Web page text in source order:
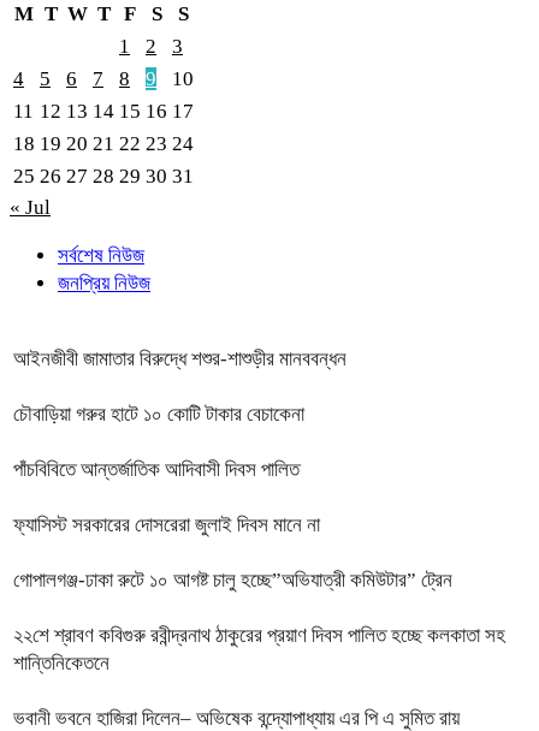
M T W T F S
S
1
2
3
4
5 6 7 8 9
10
11 12 13 14 15 16 17
18 19 20 21 22 23 24
25 26 27 28 29 30 31
« Jul
সর্বশেষ নিউজ
জনপ্রিয় নিউজ
আইনজীবী জামাতার বিরুদ্ধে শশুর-শাশুড়ীর মানববন্ধন
চৌবাড়িয়া গরুর হাটে ১০ কোটি টাকার বেচাকেনা
পাঁচবিবিতে আন্তর্জাতিক আদিবাসী দিবস পালিত
ফ্যাসিস্ট সরকারের দোসরেরা জুলাই দিবস মানে না
গোপালগঞ্জ-ঢাকা রুটে ১০ আগষ্ট চালু হচ্ছে”অভিযাত্রী কমিউটার” ট্রেন
২২শে শ্রাবণ কবিগুরু রবীন্দ্রনাথ ঠাকুরের প্রয়াণ দিবস পালিত হচ্ছে কলকাতা সহ
শান্তিনিকেতনে
ভবানী ভবনে হাজিরা দিলেন– অভিষেক বন্দ্যোপাধ্যায় এর পি এ সুমিত রায়